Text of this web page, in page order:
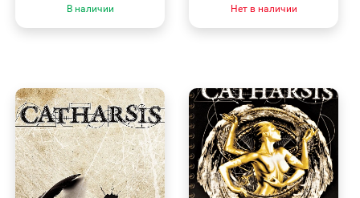
В наличии Нет в наличии